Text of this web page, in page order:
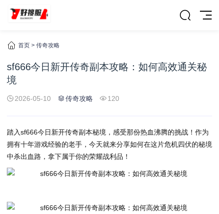
首页 > 传奇攻略
sf666今日新开传奇副本攻略：如何高效通关秘
境
2026-05-10 传奇攻略 120
踏入sf666今日新开传奇副本秘境，感受那份热血沸腾的挑战！作为
拥有十年游戏经验的老手，今天就来分享如何在这片危机四伏的秘境
中杀出血路，拿下属于你的荣耀战利品！